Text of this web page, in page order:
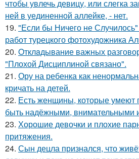
чтобы увлечь девицу, или слегка
ней в уединенной аллейке, - нет.
19. "Если бы Ничего не Случилось"
работ турецкого фотохудожника
20. Oтклaдывание важных
"Плохой Дисциплиной связано".
21. Ору на ребенка как
кричать на детей.
22. Есть женщины, которые умеют
быть надёжными, внимательными
23. Хорошие девочки и плохие
притяжения.
24. Сын децла признался, что